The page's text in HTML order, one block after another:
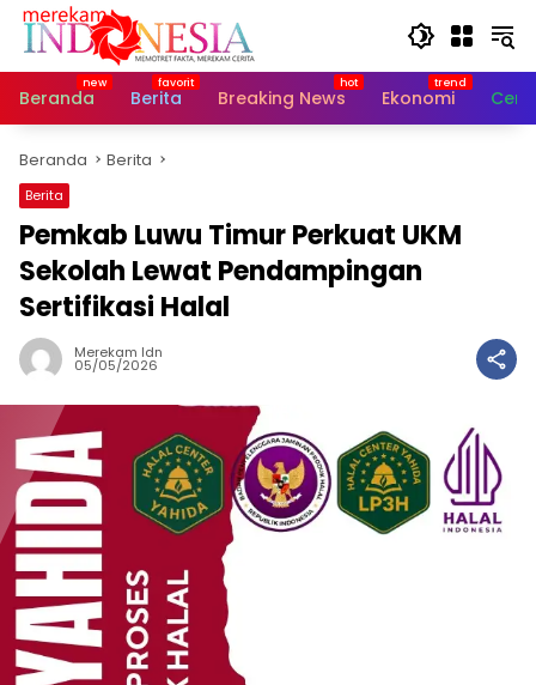
Langsung
Beranda
Berita Breaking News Ekonomi
Beranda Berita
Berita
Pemkab Luwu Timur Perkuat UKM
Sekolah Lewat Pendampingan
Sertifikasi Halal
Merekam Idn
05/05/2026